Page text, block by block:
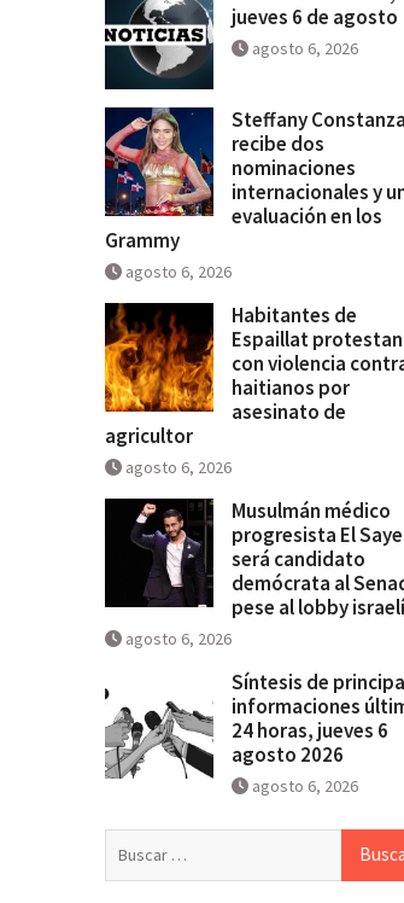
jueves 6 de agosto
agosto 6, 2026
Steffany Constanza
recibe dos
nominaciones
internacionales y
evaluación en los
Grammy
agosto 6, 2026
Habitantes de
Espaillat protestan
con violencia
haitianos por
asesinato de
agricultor
agosto 6, 2026
Musulmán médico
progresista El
será candidato
demócrata al
pese al lobby israelí
agosto 6, 2026
Síntesis de
informaciones
24 horas, jueves 6
agosto 2026
agosto 6, 2026